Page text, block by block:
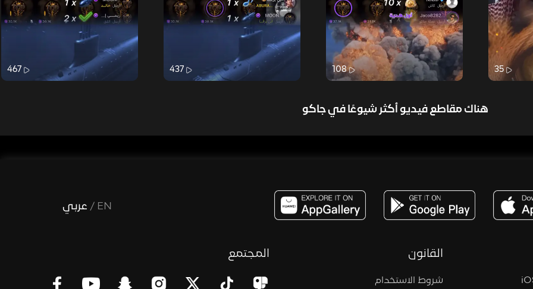
35
108
437
467
هناك مقاطع فيديو أكثر شيوعًا في جاكو
EN
/ عربي
القانون
شروط الاستخدام
المجتمع